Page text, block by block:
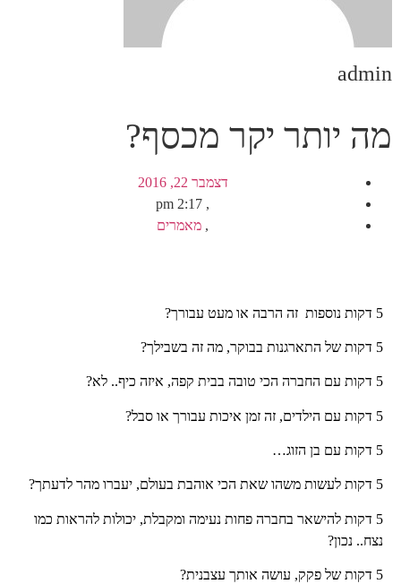
admin
מה יותר יקר מכסף?
דצמבר 22, 2016
2:17 pm
מאמרים
5 דקות להישאר בחברה פחות נעימה ומקבלת, יכולות להראות כמו
נצח.. נכון?